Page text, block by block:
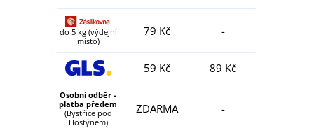
do 5 kg (výdejní
místo)
79 Kč -
59 Kč 89 Kč
Osobní odběr -
platba předem
(Bystřice pod
Hostýnem)
ZDARMA -